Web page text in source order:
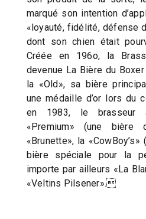
marqué son intention
«loyauté, fidélité, défense
dont son chien était
Créée en 196o, la
devenue La Bière du
la «Old», sa bière
une médaille d’or lors du
en 1983, le brasseur
«Premium» (une
«Brunette», la
bière spéciale pour la
importe par ailleurs «La
«Veltins Pilsener».